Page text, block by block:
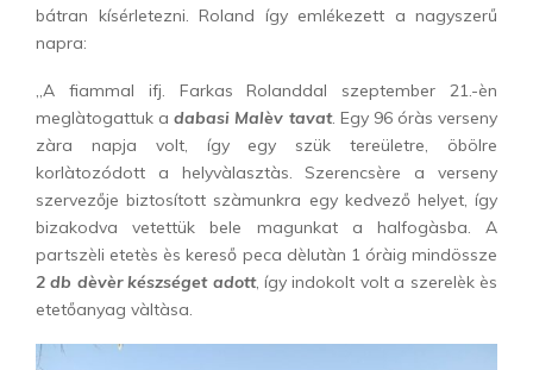
bátran kísérletezni. Roland így emlékezett a nagyszerű
napra:
„A fiammal ifj. Farkas Rolanddal szeptember 21.-èn
meglàtogattuk adabasi Malèv tavat. Egy 96 óràs verseny
zàra napja volt, így egy szük tereületre, öbölre
korlàtozódott a helyvàlasztàs. Szerencsère a verseny
szervezője biztosított szàmunkra egy kedvező helyet, így
bizakodva vetettük bele magunkat a halfogàsba. A
partszèli etetès ès kereső peca dèlutàn 1 óràig mindössze
2 db dèvèr készséget adott, így indokolt volt a szerelèk ès
etetőanyag vàltàsa.